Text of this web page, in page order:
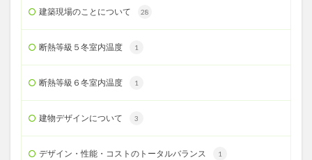
建築現場のことについて 28
断熱等級５冬室内温度 1
断熱等級６冬室内温度 1
建物デザインについて 3
デザイン・性能・コストのトータルバランス 1